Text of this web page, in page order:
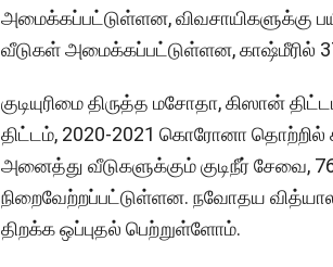
அமைக்கப்பட்டுள்ளன, விவசாயிகளுக்கு
வீடுகள் அமைக்கப்பட்டுள்ளன, காஷ்மீரில்
குடியுரிமை திருத்த மசோதா, கிஸான்
திட்டம், 2020-2021 கொரோனா
அனைத்து வீடுகளுக்கும் குடிநீர் சேவை,
நிறைவேற்றப்பட்டுள்ளன. நவோதய
திறக்க ஒப்புதல் பெற்றுள்ளோம்.